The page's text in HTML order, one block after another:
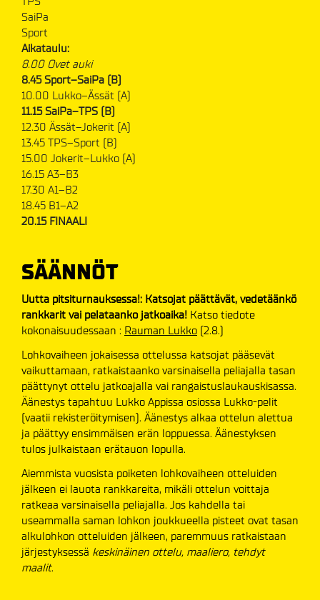
SaiPa
Sport
Aikataulu:
8.00 Ovet auki
8.45 Sport–SaiPa (B)
10.00 Lukko–Ässät (A)
11.15 SaiPa–TPS (B)
12.30 Ässät–Jokerit (A)
13.45 TPS–Sport (B)
15.00 Jokerit–Lukko (A)
16.15 A3–B3
17.30 A1–B2
18.45 B1–A2
20.15 FINAALI
SÄÄNNÖT
Uutta pitsiturnauksessa!: Katsojat päättävät, vedetäänkö
rankkarit vai pelataanko jatkoaika! Katso tiedote
kokonaisuudessaan : Rauman Lukko (2.8.)
Lohkovaiheen jokaisessa ottelussa katsojat pääsevät
vaikuttamaan, ratkaistaanko varsinaisella peliajalla tasan
päättynyt ottelu jatkoajalla vai rangaistuslaukauskisassa.
Äänestys tapahtuu Lukko Appissa osiossa Lukko-pelit
(vaatii rekisteröitymisen). Äänestys alkaa ottelun alettua
ja päättyy ensimmäisen erän loppuessa. Äänestyksen
tulos julkaistaan erätauon lopulla.
Aiemmista vuosista poiketen lohkovaiheen otteluiden
jälkeen ei lauota rankkareita, mikäli ottelun voittaja
ratkeaa varsinaisella peliajalla. Jos kahdella tai
useammalla saman lohkon joukkueella pisteet ovat tasan
alkulohkon otteluiden jälkeen, paremmuus ratkaistaan
järjestyksessä keskinäinen ottelu, maaliero, tehdyt
maalit.